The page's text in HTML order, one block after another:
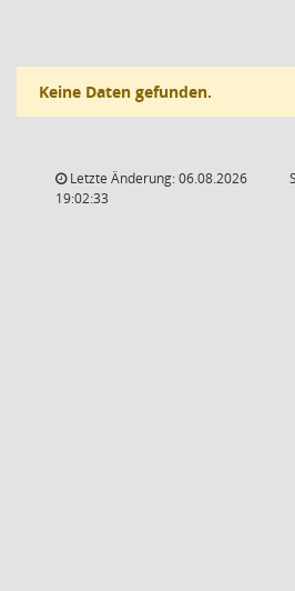
Keine Daten gefunden.
Letzte Änderung: 06.08.2026
19:02:33